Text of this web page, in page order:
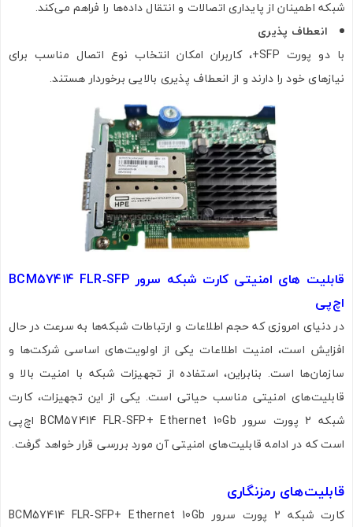
شبکه اطمینان از پایداری اتصالات و انتقال داده‌ها را فراهم می‌کند.
انعطاف پذیری
با دو پورت SFP+، کاربران امکان انتخاب نوع اتصال مناسب برای
نیازهای خود را دارند و از انعطاف پذیری بالایی برخوردار هستند.
قابلیت های امنیتی کارت شبکه سرورBCM57414 FLR‑SFP
اچ‌پی
در دنیای امروزی که حجم اطلاعات و ارتباطات شبکه‌ها به سرعت در حال
افزایش است، امنیت اطلاعات یکی از اولویت‌های اساسی شرکت‌ها و
سازمان‌ها است. بنابراین، استفاده از تجهیزات شبکه با امنیت بالا و
قابلیت‌های امنیتی مناسب حیاتی است. یکی از این تجهیزات، کارت
شبکه 2 پورت سرور BCM57414 FLR‑SFP+ Ethernet 10Gb اچ‌پی
است که در ادامه قابلیت‌های امنیتی آن مورد بررسی قرار خواهد گرفت.
قابلیت‌های رمزنگاری
کارت شبکه 2 پورت سرور BCM57414 FLR‑SFP+ Ethernet 10Gb